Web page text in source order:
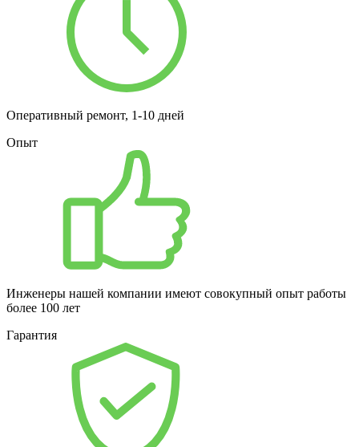
Оперативный ремонт, 1-10 дней
Опыт
Инженеры нашей компании имеют совокупный опыт работы
более 100 лет
Гарантия